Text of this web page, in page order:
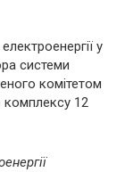
у
системи
комітетом
комплексу 12